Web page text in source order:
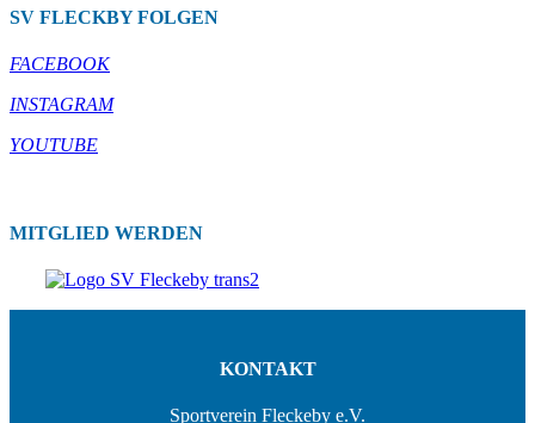
SV FLECKBY FOLGEN
FACEBOOK
INSTAGRAM
YOUTUBE
MITGLIED WERDEN
KONTAKT
Sportverein Fleckeby e.V.